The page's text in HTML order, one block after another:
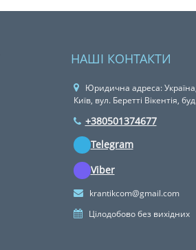
НАШІ КОНТАКТИ
Юридична адреса:
Київ, вул. Беретті Вікентія,
+380501374677
Telegram
Viber
krantikcom@gmail.com
Цілодобово без вихідних